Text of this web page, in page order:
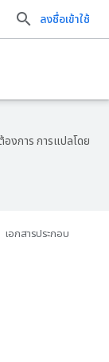
ลงชื่อเข้าใช้
องการ การแปลโดย
เอกสารประกอบ